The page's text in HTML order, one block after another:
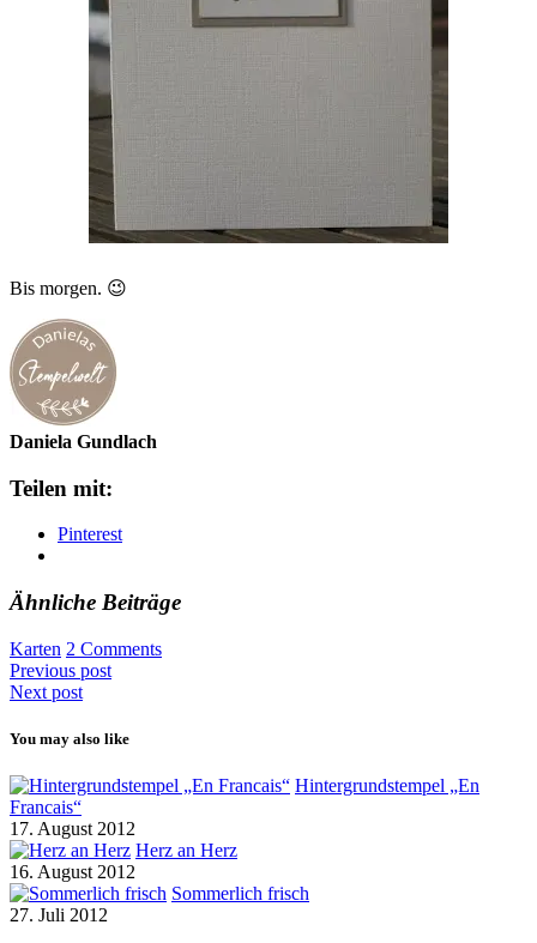
Bis morgen. 😉
Daniela Gundlach
Teilen mit:
Pinterest
Ähnliche Beiträge
Karten 2 Comments
Previous post
Next post
You may also like
Hintergrundstempel „En
Francais“
17. August 2012
Herz an Herz
16. August 2012
Sommerlich frisch
27. Juli 2012